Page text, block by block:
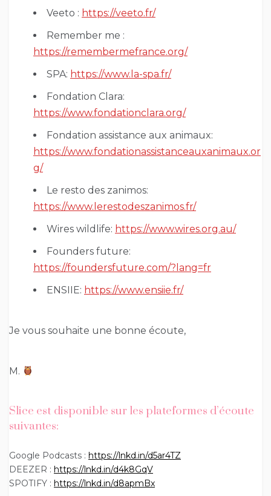
Veeto : https://veeto.fr/
Remember me :
https://remembermefrance.org/
SPA: https://www.la-spa.fr/
Fondation Clara:
https://www.fondationclara.org/
Fondation assistance aux animaux:
https://www.fondationassistanceauxanimaux.or
g/
Le resto des zanimos:
https://www.lerestodeszanimos.fr/
Wires wildlife: https://www.wires.org.au/
Founders future:
https://foundersfuture.com/?lang=fr
ENSIIE: https://www.ensiie.fr/
Je vous souhaite une bonne écoute,
M.
Slice est disponible sur les plateformes d’écoute
suivantes:
Google Podcasts : https://lnkd.in/d5ar4TZ
DEEZER : https://lnkd.in/d4k8GqV
SPOTIFY : https://lnkd.in/d8apmBx